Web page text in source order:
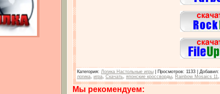
Категория: Логика Настольные игры Просмотров: 1133 | Добавил:
логика игра Скачать японские кроссворды Rainbow Mosaics 11
Мы рекомендуем: